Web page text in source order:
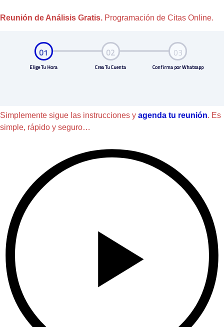
Reunión de Análisis Gratis. Programación de Citas Online.
Simplemente sigue las instrucciones y agenda tu reunión. Es
simple, rápido y seguro…